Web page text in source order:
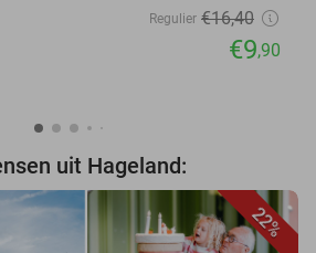
Regulier €16,40
€9,90
uit Hageland:
22%